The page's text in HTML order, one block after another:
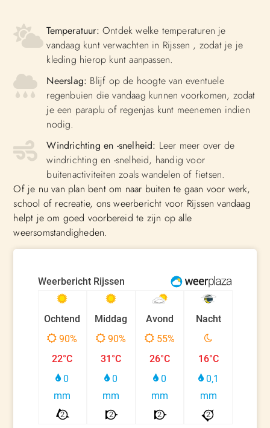
Temperatuur: Ontdek welke temperaturen je
vandaag kunt verwachten in Rijssen , zodat je je
kleding hierop kunt aanpassen.
Neerslag: Blijf op de hoogte van eventuele
regenbuien die vandaag kunnen voorkomen, zodat
je een paraplu of regenjas kunt meenemen indien
nodig.
Windrichting en -snelheid: Leer meer over de
windrichting en -snelheid, handig voor
buitenactiviteiten zoals wandelen of fietsen.
Of je nu van plan bent om naar buiten te gaan voor werk,
school of recreatie, ons weerbericht voor Rijssen vandaag
helpt je om goed voorbereid te zijn op alle
weersomstandigheden.